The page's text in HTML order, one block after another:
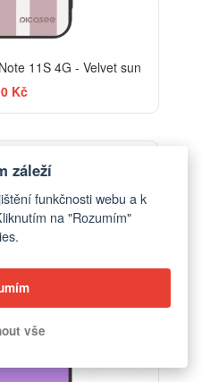
11S 4G - Velvet sun
Kč
záleží
funkčnosti webu a k
na "Rozumím"
vše